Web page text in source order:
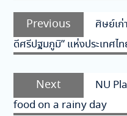
แนะแนว
เรื่อง
Previous
Previous
post:
ศิษย์เก่
ดีศรีปฐมภูมิ” แห่งประเทศไ
Next
Next
post:
NU
food on a rainy day